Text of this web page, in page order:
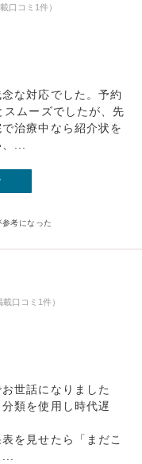
口コミ1件）
な対応でした。予約
ムーズでしたが、先
治療中なら紹介状を
...
参考になった
口コミ1件）
世話になりました
類を使用し時代遅
を見せたら「まだこ